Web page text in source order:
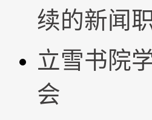
续的新闻
立雪书院
会